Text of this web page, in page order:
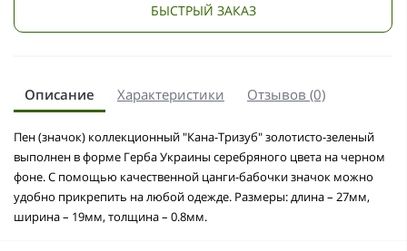
БЫСТРЫЙ ЗАКАЗ
Описание Характеристики Отзывов (0)
Пен (значок) коллекционный "Кана-Тризуб" золотисто-зеленый
выполнен в форме Герба Украины серебряного цвета на черном
фоне. С помощью качественной цанги-бабочки значок можно
удобно прикрепить на любой одежде. Размеры: длина – 27мм,
ширина – 19мм, толщина – 0.8мм.